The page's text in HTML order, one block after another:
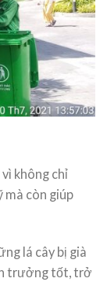
không chỉ
mà còn giúp
lá cây bị già
trưởng tốt, trở